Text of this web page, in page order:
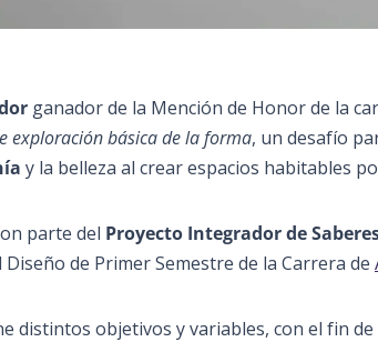
ganador de la Mención de Honor de la
exploración básica de la forma, un desafío
y la belleza al crear espacios habitables
parte del Proyecto Integrador de
de Primer Semestre de la Carrera de
distintos objetivos y variables, con el fin